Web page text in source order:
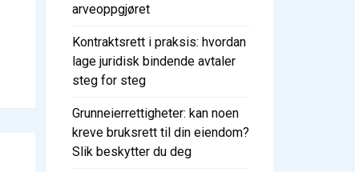
arveoppgjøret
Kontraktsrett i praksis: hvordan
lage juridisk bindende avtaler
steg for steg
Grunneierrettigheter: kan noen
kreve bruksrett til din eiendom?
Slik beskytter du deg